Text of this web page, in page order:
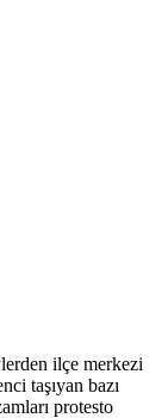
ilçe merkezi
taşıyan bazı
protesto